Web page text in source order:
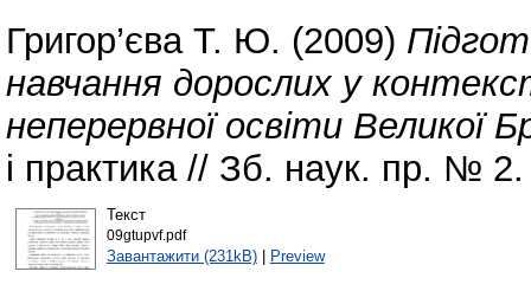
Григор’єва Т. Ю. (2009)
навчання дорослих у
неперервної освіти Великої
і практика // Зб. наук. пр. №
Текст
09gtupvf.pdf
Завантажити (231kB)| Preview